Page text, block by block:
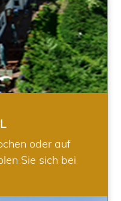
oder auf
Sie sich bei